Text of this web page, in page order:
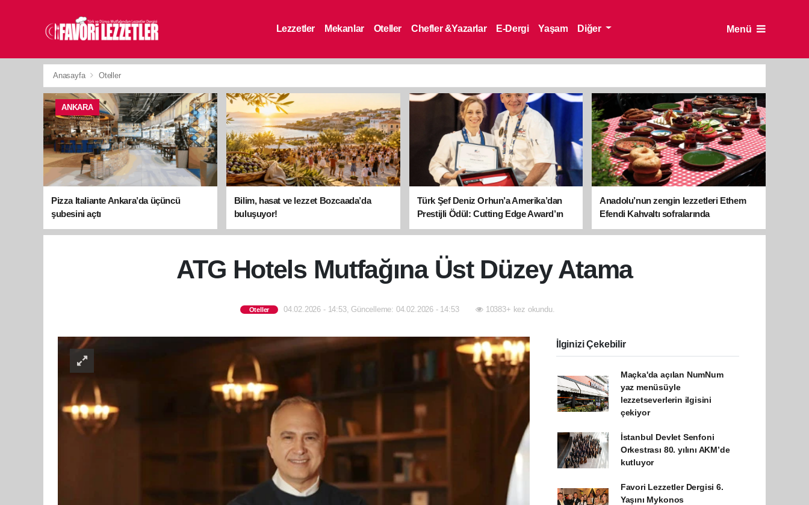
Lezzetler Mekanlar Oteller Chefler &Yazarlar E-Dergi Yaşam Diğer Menü
Anasayfa Oteller
ANKARA
Pizza Italiante Ankara’da üçüncü
şubesini açtı
Bilim, hasat ve lezzet Bozcaada’da
buluşuyor!
Türk Şef Deniz Orhun’a Amerika’dan
Prestijli Ödül: Cutting Edge Award’ın
sahibi oldu
Anadolu’nun zengin lezzetleri Ethem
Efendi Kahvaltı sofralarında
ATG Hotels Mutfağına Üst Düzey Atama
Oteller 04.02.2026 - 14:53, Güncelleme: 04.02.2026 - 14:53 10383+ kez okundu.
İlginizi Çekebilir
Maçka'da açılan NumNum
yaz menüsüyle
lezzetseverlerin ilgisini
çekiyor
İstanbul Devlet Senfoni
Orkestrası 80. yılını AKM’de
kutluyor
Favori Lezzetler Dergisi 6.
Yaşını Mykonos